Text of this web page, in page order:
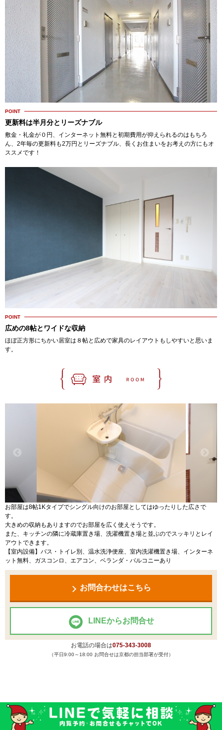
POINT
更新料は半月分とリーズナブル
敷金・礼金が０円、インターネット無料と初期費用が抑えられるのはもちろ
ん、2年毎の更新料も2万円とリーズナブル、長くお住まいをお考えの方にもオ
ススメです！
POINT
広めの8帖とワイドな収納
ほぼ正方形にちかい居室は８帖と広めで家具のレイアウトもしやすいと思いま
す。
お部屋は8帖1Kタイプでシングル向けのお部屋としてはゆったりした広さで
す。
大きめの収納もありますのでお部屋を広く使えそうです。
また、キッチンの隣に冷蔵庫置き場、洗濯機置き場と並ぶのでスッキリとレイ
アウトできます。
【室内設備】バス・トイレ別、温水洗浄便座、室内洗濯機置き場、インターネ
ット無料、ガスコンロ、エアコン、ベランダ・バルコニーあり
お問合わせはこちら
LINEからお問合せ
お電話の場合は075-343-3008
（平日9:00～18:00 お問合せは京都の担当部署が受付）